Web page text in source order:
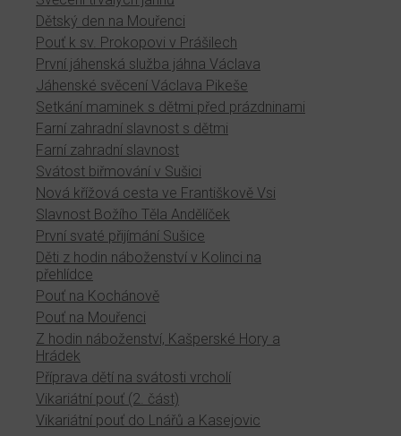
Dětský den na Mouřenci
Pouť k sv. Prokopovi v Prášilech
První jáhenská služba jáhna Václava
Jáhenské svěcení Václava Pikeše
Setkání maminek s dětmi před prázdninami
Farní zahradní slavnost s dětmi
Farní zahradní slavnost
Svátost biřmování v Sušici
Nová křížová cesta ve Františkově Vsi
Slavnost Božího Těla Andělíček
První svaté přijímání Sušice
Děti z hodin náboženství v Kolinci na
přehlídce
Pouť na Kochánově
Pouť na Mouřenci
Z hodin náboženství, Kašperské Hory a
Hrádek
Příprava dětí na svátosti vrcholí
Vikariátní pouť (2. část)
Vikariátní pouť do Lnářů a Kasejovic